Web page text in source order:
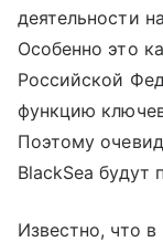
деятельности
Особенно это
Российской
функцию
Поэтому
BlackSea будут
Известно, что